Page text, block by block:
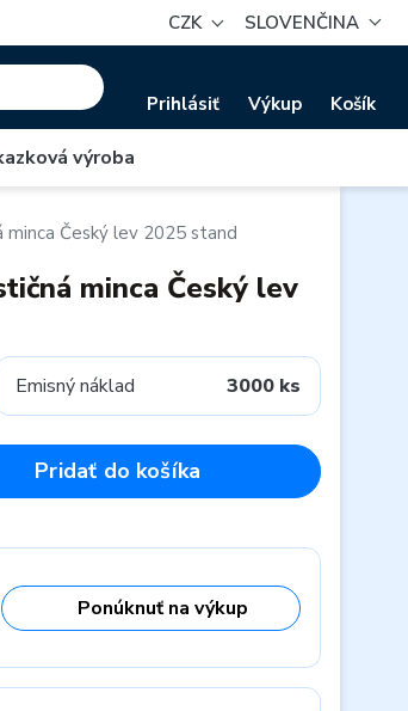
CZK SLOVENČINA
Prihlásiť Výkup Košík
výroba
Český lev 2025 stand
minca Český lev
Emisný náklad 3000 ks
Pridať do košíka
Ponúknuť na výkup